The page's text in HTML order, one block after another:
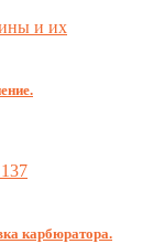
карбюратора.